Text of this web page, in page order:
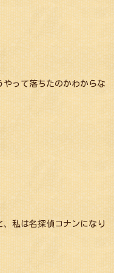
やって落ちたのかわからな
、私は名探偵コナンになり